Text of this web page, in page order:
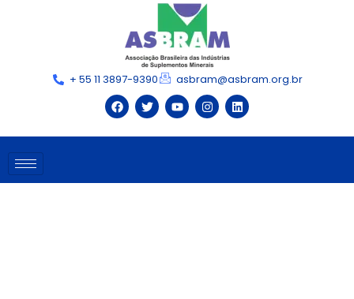
+ 55 11 3897-9390 asbram@asbram.org.br